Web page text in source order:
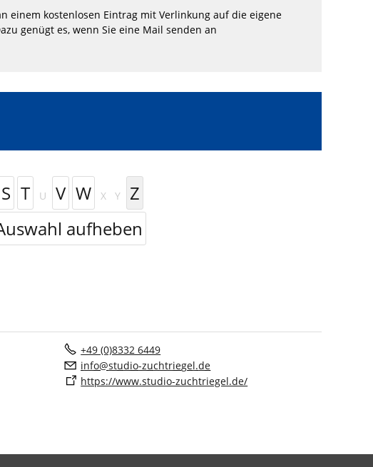
einem kostenlosen Eintrag mit Verlinkung auf die eigene
genügt es, wenn Sie eine Mail senden an
S T U V W X Y
Z
aufheben
+49 (0)8332 6449
nf
st d -z chtr g l d
https://www.studio-zuchtriegel.de/